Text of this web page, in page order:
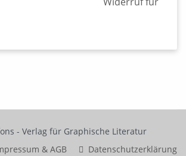
- Verlag für Graphische Literatur